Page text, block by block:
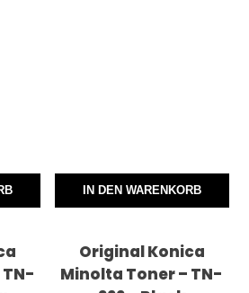
IN DEN WARENKORB
Original Konica
Minolta Toner – TN-